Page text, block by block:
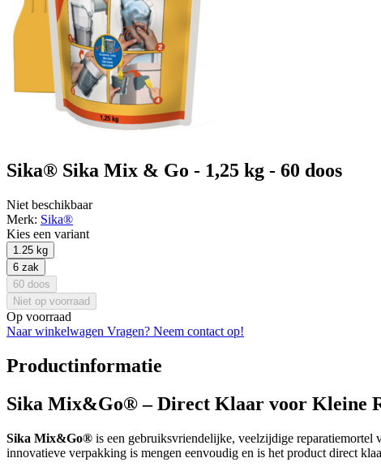
Sika® Sika Mix & Go - 1,25 kg - 60 doos
Niet beschikbaar
Merk: Sika®
Kies een variant
1.25 kg
6 zak
60 doos
Niet op voorraad
Op voorraad
Naar winkelwagen Vragen? Neem contact op!
Productinformatie
Sika Mix&Go® – Direct Klaar voor Kleine
Sika Mix&Go® is een gebruiksvriendelijke, veelzijdige reparatiemortel
innovatieve verpakking is mengen eenvoudig en is het product direct